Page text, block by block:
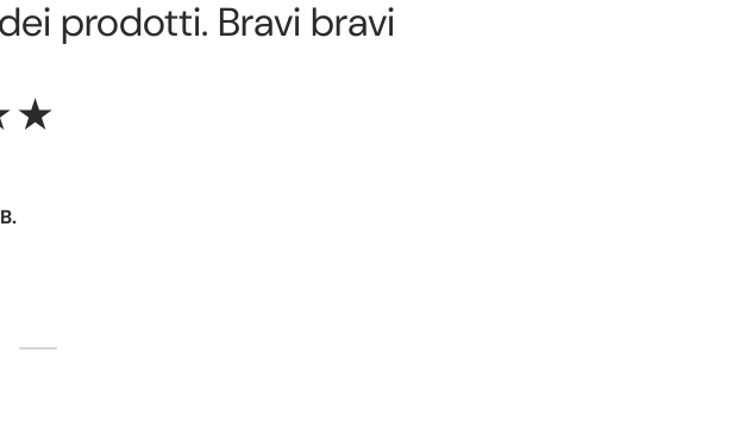
prodotti. Bravi bravi
2 di 4
slide 3 di 4
Carica slide 4 di 4